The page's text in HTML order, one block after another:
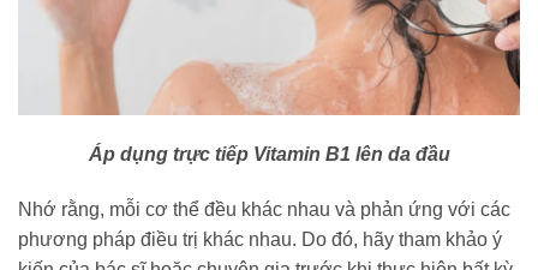
Áp dụng trực tiếp Vitamin B1 lên da đầu
Nhớ rằng, mỗi cơ thể đều khác nhau và phản ứng với các
phương pháp điều trị khác nhau. Do đó, hãy tham khảo ý